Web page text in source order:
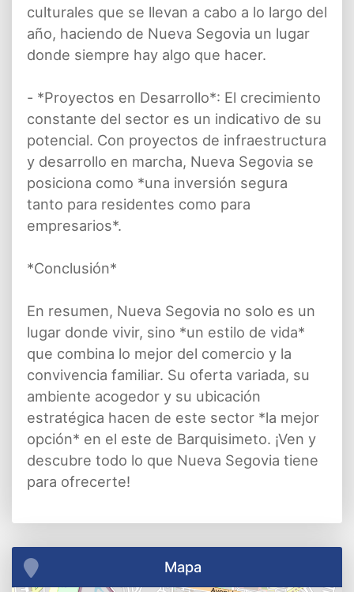
culturales que se llevan a cabo a lo largo del
año, haciendo de Nueva Segovia un lugar
donde siempre hay algo que hacer.
- *Proyectos en Desarrollo*: El crecimiento
constante del sector es un indicativo de su
potencial. Con proyectos de infraestructura
y desarrollo en marcha, Nueva Segovia se
posiciona como *una inversión segura
tanto para residentes como para
empresarios*.
*Conclusión*
En resumen, Nueva Segovia no solo es un
lugar donde vivir, sino *un estilo de vida*
que combina lo mejor del comercio y la
convivencia familiar. Su oferta variada, su
ambiente acogedor y su ubicación
estratégica hacen de este sector *la mejor
opción* en el este de Barquisimeto. ¡Ven y
descubre todo lo que Nueva Segovia tiene
para ofrecerte!
Mapa